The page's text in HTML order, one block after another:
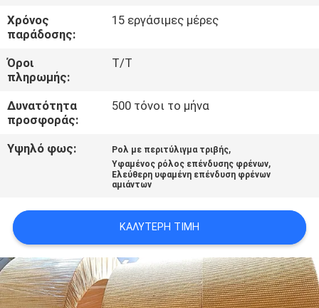
ΕΠΑΦΉ
ΜΕ
ΖΗΤΉΣΤΕ
ΈΝΑ
ΑΠΌΣΠΑΣΜΑ
PRIVACY
POLICY
Χρόνος
παράδοσης:
15 εργάσιμες μέρες
Όροι
πληρωμής:
Τ/Τ
Δυνατότητα
προσφοράς:
500 τόνοι το μήνα
Υψηλό φως: Ρολ με περιτύλιγμα τριβής,
Υφαμένος ρόλος επένδυσης φρένων,
Ελεύθερη υφαμένη επένδυση φρένων
αμιάντων
ΚΑΛΎΤΕΡΗ ΤΙΜΉ